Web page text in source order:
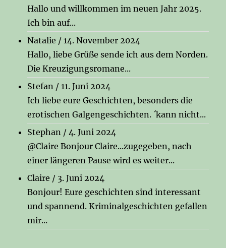
Hallo und willkommen im neuen Jahr 2025.
Ich bin auf...
Natalie /14. November 2024
Hallo, liebe Grüße sende ich aus dem Norden.
Die Kreuzigungsromane...
Stefan /11. Juni 2024
Ich liebe eure Geschichten, besonders die
erotischen Galgengeschichten. ´kann nicht...
Stephan / 4. Juni 2024
@Claire Bonjour Claire...zugegeben, nach
einer längeren Pause wird es weiter...
Claire / 3. Juni 2024
Bonjour! Eure geschichten sind interessant
und spannend. Kriminalgeschichten gefallen
mir...